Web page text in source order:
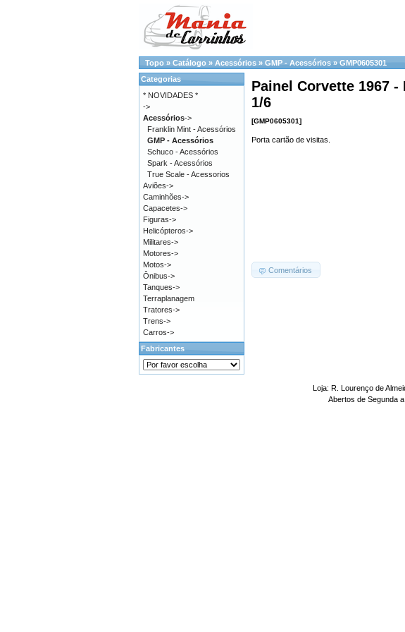
Topo » Catálogo » Acessórios » GMP - Acessórios » GMP0605301
Painel Corvette 1967 -
1/6
[GMP0605301]
Porta cartão de visitas.
Comentários
Categorias
* NOVIDADES *
->
Acessórios->
Franklin Mint - Acessórios
GMP - Acessórios
Schuco - Acessórios
Spark - Acessórios
True Scale - Acessorios
Aviões->
Caminhões->
Capacetes->
Figuras->
Helicópteros->
Militares->
Motores->
Motos->
Ônibus->
Tanques->
Terraplanagem
Tratores->
Trens->
Carros->
Fabricantes
Loja: R. Lourenço de
Abertos de Segunda